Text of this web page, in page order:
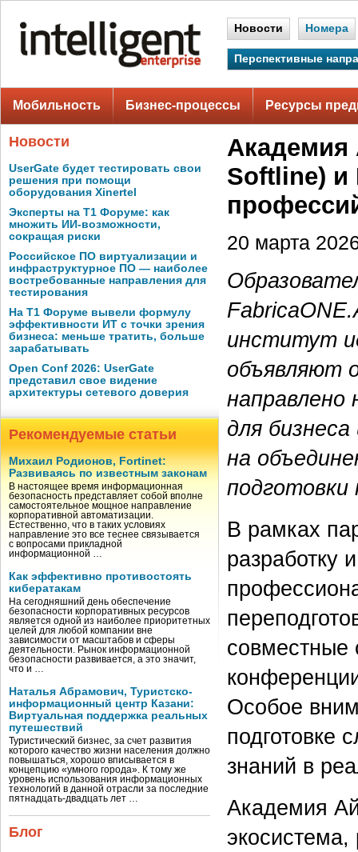
Новости Номера
Перспективные
Мобильность Бизнес-процессы Ресурсы
Новости
UserGate будет тестировать свои
решения при помощи
оборудования Xinertel
Эксперты на Т1 Форуме: как
множить ИИ-возможности,
сокращая риски
Российское ПО виртуализации и
инфраструктурное ПО — наиболее
востребованные направления для
тестирования
На Т1 Форуме вывели формулу
эффективности ИТ с точки зрения
бизнеса: меньше тратить, больше
зарабатывать
Open Conf 2026: UserGate
представил свое видение
архитектуры сетевого доверия
Рекомендуемые статьи
Михаил Родионов, Fortinet:
Развиваясь по известным законам
В настоящее время информационная
безопасность представляет собой вполне
самостоятельное мощное направление
корпоративной автоматизации.
Естественно, что в таких условиях
направление это все теснее связывается
с вопросами прикладной
информационной …
Как эффективно противостоять
кибератакам
На сегодняшний день обеспечение
безопасности корпоративных ресурсов
является одной из наиболее приоритетных
целей для любой компании вне
зависимости от масштабов и сферы
деятельности. Рынок информационной
безопасности развивается, а это значит,
что и …
Наталья Абрамович, Туристско-
информационный центр Казани:
Виртуальная поддержка реальных
путешествий
Туристический бизнес, за счет развития
которого качество жизни населения должно
повышаться, хорошо вписывается в
концепцию «умного города». К тому же
уровень использования информационных
технологий в данной отрасли за последние
пятнадцать-двадцать лет …
Блог
Академия
Softline) и
20 марта
институт
объявляют
направлено
для
на
подготовки
В рамках
разработку
совместные
Особое
подготовке
знаний в
Академия